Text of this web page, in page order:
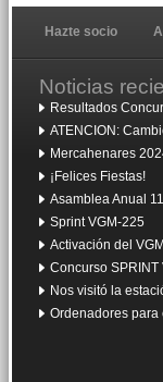
Hazte socio
Noticias
Resultados
ATENCION:
Mercahenares
¡Felices Fiestas!
Asamblea Anual
Sprint VGM-225
Activación del
Concurso SPRINT
Nos visitó la
Ordenadores para